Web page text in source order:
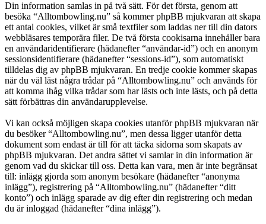
Din information samlas in på två sätt. För det första, genom att
besöka “Alltombowling.nu” så kommer phpBB mjukvaran att skapa
ett antal cookies, vilket är små textfiler som laddas ner till din dators
webbläsares temporära filer. De två första cookisarna innehåller bara
en användaridentifierare (hädanefter “användar-id”) och en anonym
sessionsidentifierare (hädanefter “sessions-id”), som automatiskt
tilldelas dig av phpBB mjukvaran. En tredje cookie kommer skapas
när du väl läst några trådar på “Alltombowling.nu” och används för
att komma ihåg vilka trådar som har lästs och inte lästs, och på detta
sätt förbättras din användarupplevelse.
Vi kan också möjligen skapa cookies utanför phpBB mjukvaran när
du besöker “Alltombowling.nu”, men dessa ligger utanför detta
dokument som endast är till för att täcka sidorna som skapats av
phpBB mjukvaran. Det andra sättet vi samlar in din information är
genom vad du skickar till oss. Detta kan vara, men är inte begränsat
till: inlägg gjorda som anonym besökare (hädanefter “anonyma
inlägg”), registrering på “Alltombowling.nu” (hädanefter “ditt
konto”) och inlägg sparade av dig efter din registrering och medan
du är inloggad (hädanefter “dina inlägg”).